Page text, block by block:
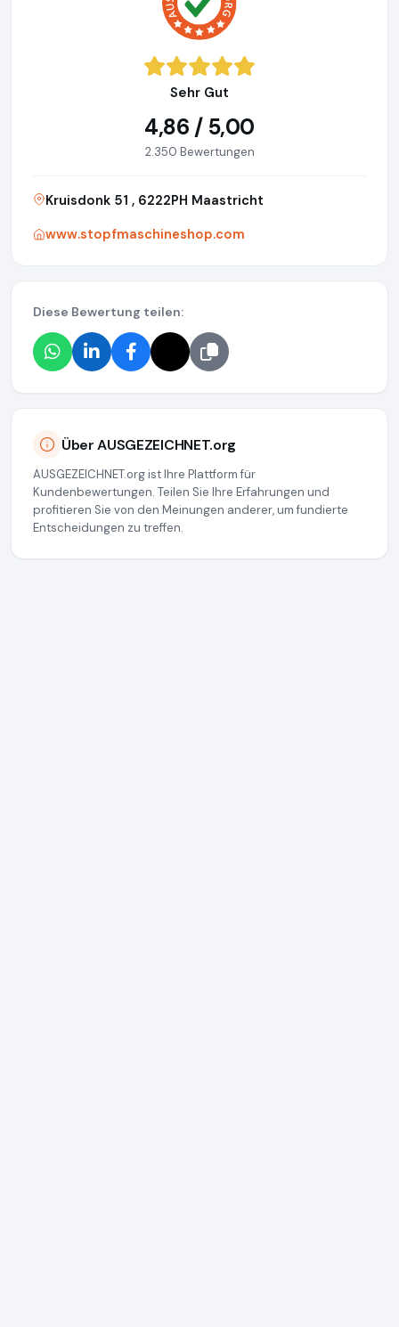
Sehr Gut
4,86 / 5,00
2.350 Bewertungen
Kruisdonk 51 , 6222PH Maastricht
www.stopfmaschineshop.com
Diese Bewertung teilen:
Über AUSGEZEICHNET.org
AUSGEZEICHNET.org ist Ihre Plattform für
Kundenbewertungen. Teilen Sie Ihre Erfahrungen und
profitieren Sie von den Meinungen anderer, um fundierte
Entscheidungen zu treffen.